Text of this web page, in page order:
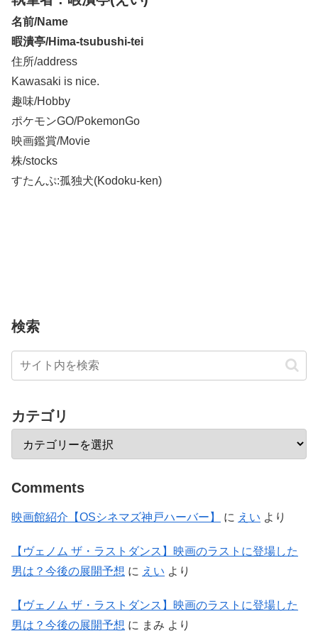
名前/Name
暇潰亭/Hima-tsubushi-tei
住所/address
Kawasaki is nice.
趣味/Hobby
ポケモンGO/PokemonGo
映画鑑賞/Movie
株/stocks
すたんぷ:孤独犬(Kodoku-ken)
検索
カテゴリ
男は？今後の展開予想
に
男は？今後の展開予想
に